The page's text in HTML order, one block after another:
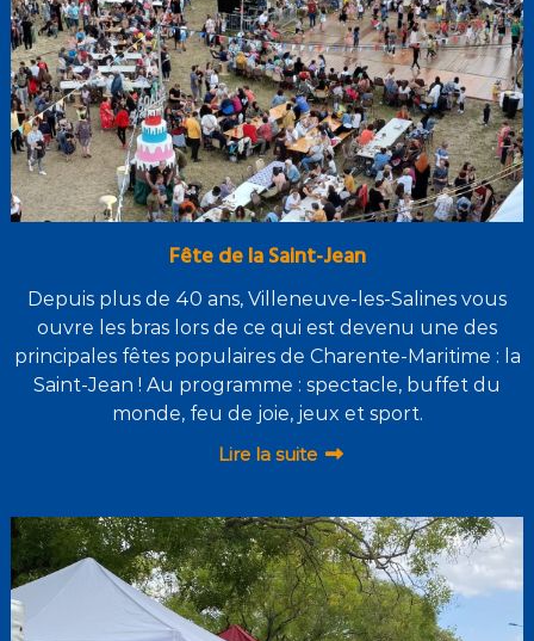
Fête de la Saint-Jean
Depuis plus de 40 ans, Villeneuve-les-Salines vous
ouvre les bras lors de ce qui est devenu une des
principales fêtes populaires de Charente-Maritime : la
Saint-Jean ! Au programme : spectacle, buffet du
monde, feu de joie, jeux et sport.
Lire la suite